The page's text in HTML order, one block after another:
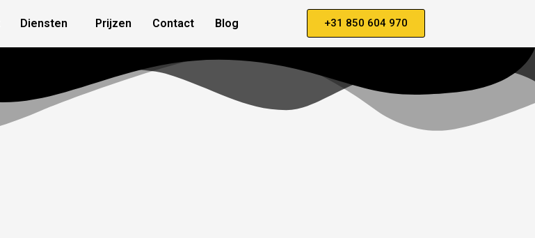
Diensten Prijzen Contact Blog +31 850 604 970